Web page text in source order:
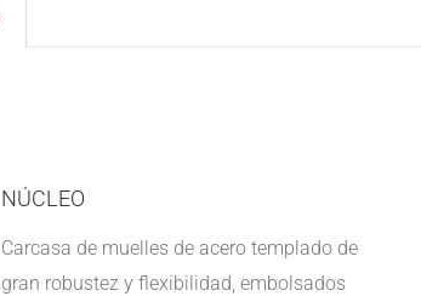
NÚCLEO
Carcasa de muelles de acero templado de
gran robustez y flexibilidad, embolsados